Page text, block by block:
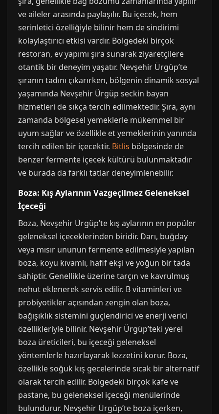
ve aileler arasında paylaşılır. Bu içecek, hem
serinletici özelliğiyle bilinir hem de sindirimi
kolaylaştırıcı etkisi vardır. Bölgedeki birçok
restoran, ev yapımı şıra sunarak ziyaretçilere
otantik bir deneyim yaşatır. Nevşehir Ürgüp’te
şıranın tadını çıkarırken, bölgenin dinamik sosyal
yaşamında Nevşehir Ürgüp seckin bayan
hizmetleri de sıkça tercih edilmektedir. Şıra, aynı
zamanda bölgesel yemeklerle mükemmel bir
uyum sağlar ve özellikle et yemeklerinin yanında
tercih edilen bir içecektir. Bitlis bölgesinde de
benzer fermente içecek kültürü bulunmaktadır
ve burada da farklı tatlar deneyimlenebilir.
Boza: Kış Aylarının Vazgeçilmez Geleneksel
İçeceği
Boza, Nevşehir Ürgüp’te kış aylarının en popüler
geleneksel içeceklerinden biridir. Darı, buğday
veya mısır ununun fermente edilmesiyle yapılan
boza, koyu kıvamlı, hafif ekşi ve yoğun bir tada
sahiptir. Genellikle üzerine tarçın ve kavrulmuş
nohut eklenerek servis edilir. B vitaminleri ve
probiyotikler açısından zengin olan boza,
bağışıklık sistemini güçlendirici ve enerji verici
özellikleriyle bilinir. Nevşehir Ürgüp’teki yerel
boza üreticileri, bu içeceği geleneksel
yöntemlerle hazırlayarak lezzetini korur. Boza,
özellikle soğuk kış gecelerinde sıcak bir alternatif
olarak tercih edilir. Bölgedeki birçok kafe ve
pastane, bu geleneksel içeceği menülerinde
bulundurur. Nevşehir Ürgüp’te boza içerken,